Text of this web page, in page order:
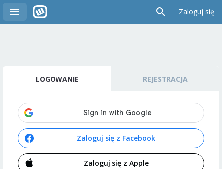
Zaloguj się
LOGOWANIE REJESTRACJA
Zaloguj się z Facebook
Zaloguj się z Apple